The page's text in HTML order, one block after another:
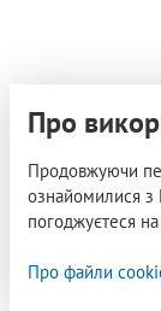
Про
Продовжуючи
ознайомилися з
погоджуєтеся
Про файли